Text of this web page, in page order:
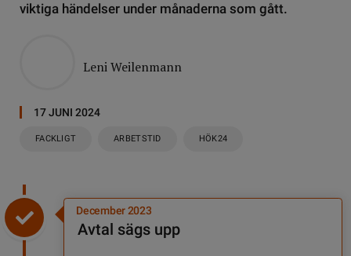
viktiga händelser under månaderna som gått.
Leni Weilenmann
17 JUNI 2024
FACKLIGT ARBETSTID HÖK24
December 2023
Avtal sägs upp